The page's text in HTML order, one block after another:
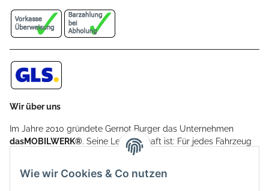
Wir über uns
Im Jahre 2010 gründete Gernot Burger das Unternehmen
dasMOBILWERK®. Seine Leidenschaft ist: Für jedes Fahrzeug
ein Car Cover anzubieten - passgenau und individuell.
Aufgrund der vielen positiven Kundenrückmeldungen kamen
weitere Produkte, wie Reifenschuhe, Hardtopständer hinzu.
Wie wir Cookies & Co nutzen